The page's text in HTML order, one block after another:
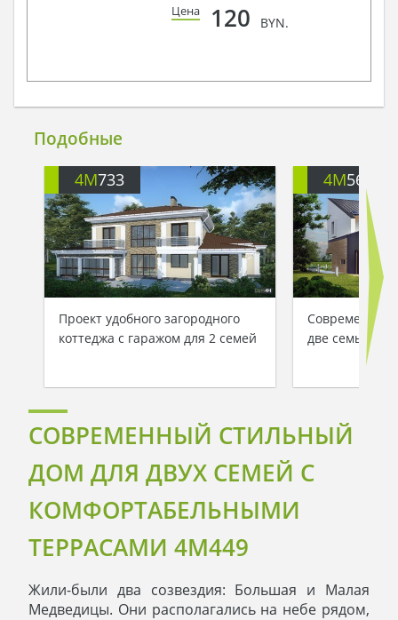
Цена 120 BYN.
Подобные
4M733
Проект удобного загородного
коттеджа с гаражом для 2 семей
4M564
Современный
две семьи
СОВРЕМЕННЫЙ СТИЛЬНЫЙ
ДОМ ДЛЯ ДВУХ СЕМЕЙ С
КОМФОРТАБЕЛЬНЫМИ
ТЕРРАСАМИ 4M449
Жили-были два созвездия: Большая и Малая
Медведицы. Они располагались на небе рядом,